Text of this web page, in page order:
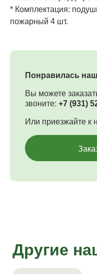
* Комплектация:
пожарный 4 шт.
Понравилась
Вы можете
звоните: +7 (931)
Или приезжайте к
Другие